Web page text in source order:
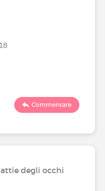
Commentare
degli occhi